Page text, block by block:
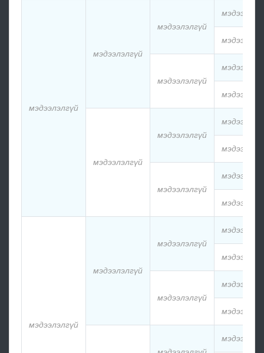
мэдээлэлгүй
мэдээлэлгүй
мэдээлэлгүй
мэдээлэлгүй
мэдээлэлгүй
мэдээлэлгүй
мэдээлэлгүй
мэдээлэлгүй
мэдээлэлгүй
мэдээлэлгүй
мэдээлэлгүй